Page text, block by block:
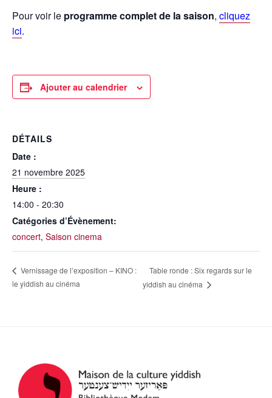
Pour voir le programme complet de la saison, cliquez
ici.
Ajouter au calendrier
DÉTAILS
Date :
21 novembre 2025
Heure :
14:00 - 20:30
Catégories d’Évènement:
concert, Saison cinema
Vernissage de l’exposition – KINO :
le yiddish au cinéma
Table ronde : Six regards sur le
yiddish au cinéma